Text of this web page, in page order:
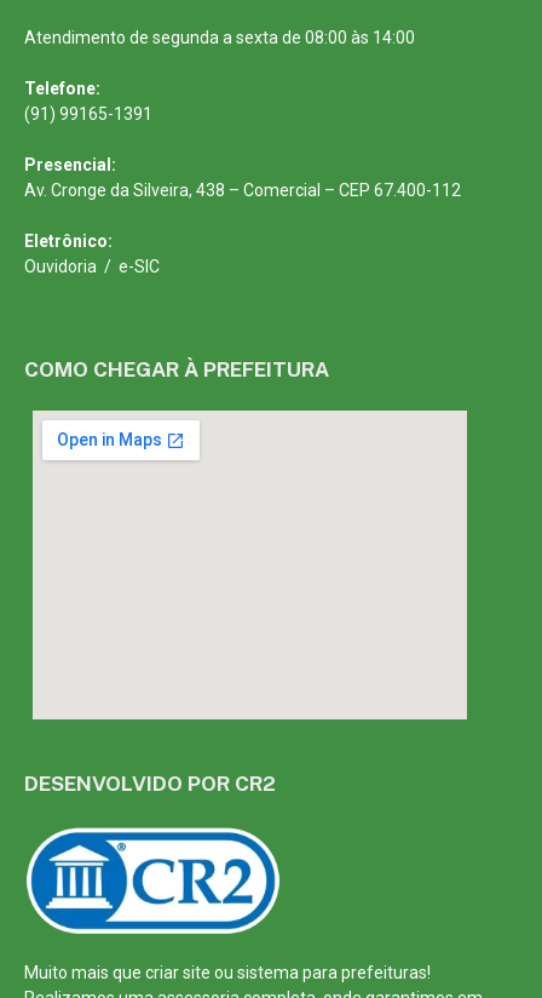
Atendimento de segunda a sexta de 08:00 às 14:00
Telefone:
(91) 99165-1391
Presencial:
Av. Cronge da Silveira, 438 – Comercial – CEP 67.400-112
Eletrônico:
Ouvidoria / e-SIC
COMO CHEGAR À PREFEITURA
DESENVOLVIDO POR CR2
Muito mais que criar site ou sistema para prefeituras!